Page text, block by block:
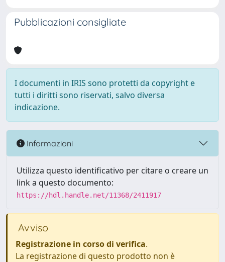
Pubblicazioni consigliate
I documenti in IRIS sono protetti da copyright e
tutti i diritti sono riservati, salvo diversa
indicazione.
Informazioni
Utilizza questo identificativo per citare o creare un
link a questo documento:
https://hdl.handle.net/11368/2411917
Avviso
Registrazione in corso di verifica.
La registrazione di questo prodotto non è